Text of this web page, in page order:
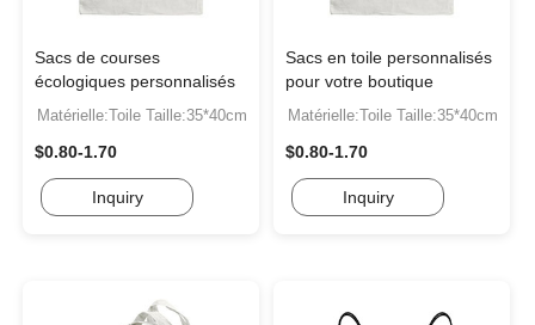
Sacs de courses
écologiques personnalisés
Matérielle:Toile Taille:35*40cm
$0.80-1.70
Inquiry
Sacs en toile personnalisés
pour votre boutique
Matérielle:Toile Taille:35*40cm
$0.80-1.70
Inquiry